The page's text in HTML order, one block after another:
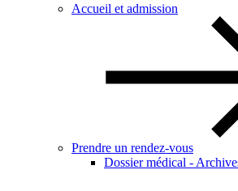
Accueil et admission
Prendre un rendez-vous
Dossier médical -